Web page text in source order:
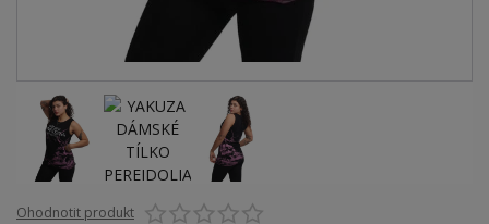
Ohodnotit produkt